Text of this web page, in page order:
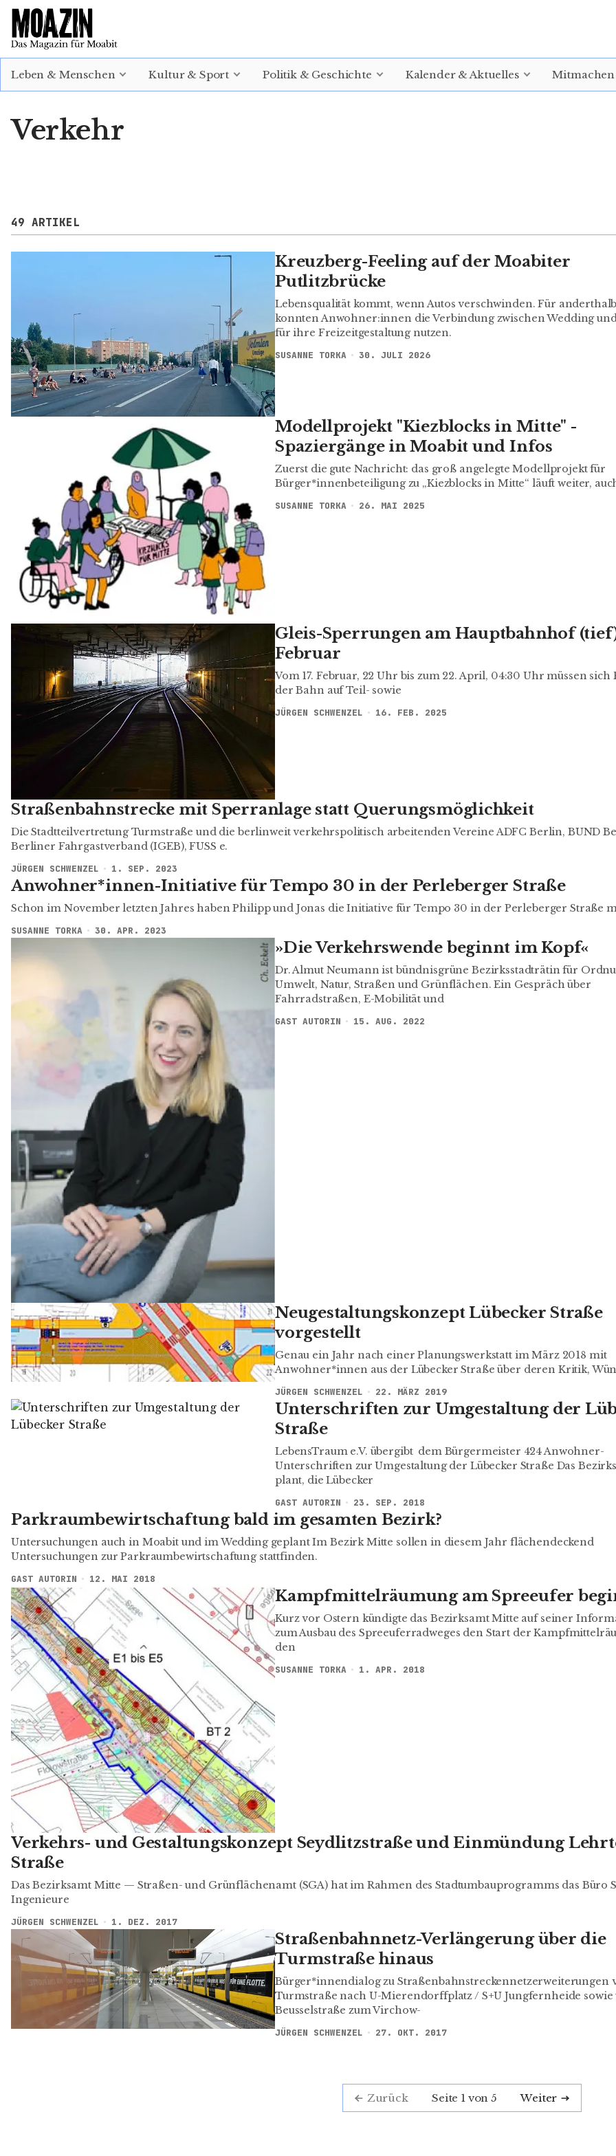
Leben & Menschen Kultur & Sport Politik & Geschichte Kalender & Aktuelles Mitmachen
EINLOGGEN ABONNIEREN
Verkehr
49 ARTIKEL
Kreuzberg-Feeling auf der Moabiter
Putlitzbrücke
Lebensqualität kommt, wenn Autos verschwinden. Für
konnten Anwohner:innen die Verbindung zwischen Wedding
für ihre Freizeitgestaltung nutzen.
SUSANNE TORKA 30. JULI 2026
Modellprojekt "Kiezblocks in Mitte" -
Spaziergänge in Moabit und Infos
Zuerst die gute Nachricht: das groß angelegte Modellprojekt für
Bürger*innenbeteiligung zu „Kiezblocks in Mitte“ läuft weiter,
SUSANNE TORKA 26. MAI 2025
Gleis-Sperrungen am Hauptbahnhof (tief)
Februar
Vom 17. Februar, 22 Uhr bis zum 22. April, 04:30 Uhr müssen sich
der Bahn auf Teil- sowie
JÜRGEN SCHWENZEL 16. FEB. 2025
Straßenbahnstrecke mit Sperranlage statt Querungsmöglichkeit
Die Stadtteil­vertretung Turmstraße und die berlinweit verkehrs­politisch arbeitenden Vereine ADFC Berlin, BUND
Berliner Fahrgastverband (IGEB), FUSS e.
JÜRGEN SCHWENZEL 1. SEP. 2023
Anwohner*innen-Initiative für Tempo 30 in der Perleberger Straße
Schon im November letzten Jahres haben Philipp und Jonas die Initiative für Tempo 30 in der Perleberger Straße
SUSANNE TORKA 30. APR. 2023
»Die Verkehrswende beginnt im Kopf«
Dr. Almut Neumann ist bündnisgrüne Bezirksstadträtin für
Umwelt, Natur, Straßen und Grünflächen. Ein Gespräch über
Fahrradstraßen, E-Mobilität und
GAST AUTORIN 15. AUG. 2022
Neugestaltungskonzept Lübecker Straße
vorgestellt
Genau ein Jahr nach einer Planungswerkstatt im März 2018 mit
Anwohner*innen aus der Lübecker Straße über deren Kritik,
JÜRGEN SCHWENZEL 22. MÄRZ 2019
Unterschriften zur Umgestaltung der
Straße
LebensTraum e.V. übergibt dem Bürgermeister 424 Anwohner-
Unterschriften zur Umgestaltung der Lübecker Straße Das
plant, die Lübecker
GAST AUTORIN 23. SEP. 2018
Parkraumbewirtschaftung bald im gesamten Bezirk?
Untersuchungen auch in Moabit und im Wedding geplant Im Bezirk Mitte sollen in diesem Jahr flächendeckend
Untersuchungen zur Parkraumbewirtschaftung stattfinden.
GAST AUTORIN 12. MAI 2018
Kampfmittelräumung am Spreeufer
Kurz vor Ostern kündigte das Bezirksamt Mitte auf seiner
zum Ausbau des Spreeuferradweges den Start der
den
SUSANNE TORKA 1. APR. 2018
Verkehrs- und Gestaltungskonzept Seydlitzstraße und Einmündung
Straße
Das Bezirksamt Mitte — Straßen- und Grün­­­flächen­­amt (SGA) hat im Rahmen des Stadt­umbau­programms das Büro
Ingenieure
JÜRGEN SCHWENZEL 1. DEZ. 2017
Straßenbahnnetz-Verlängerung über die
Turmstraße hinaus
Bürger*innendialog zu Straßenbahnstreckennetzerweiterungen
Turmstraße nach U-Mierendorffplatz / S+U Jungfernheide sowie
Beusselstraße zum Virchow-
JÜRGEN SCHWENZEL 27. OKT. 2017
Zurück Seite 1 von 5 Weiter